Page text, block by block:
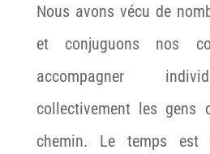
Nous avons vécu de
et conjuguons nos
accompagner
collectivement les gens
chemin. Le temps est